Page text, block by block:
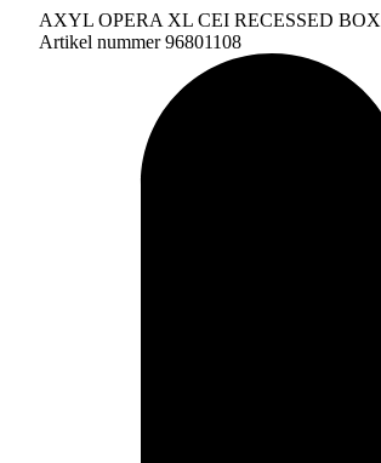
AXYL OPERA XL CEI RECESSED BOX
Artikel nummer 96801108